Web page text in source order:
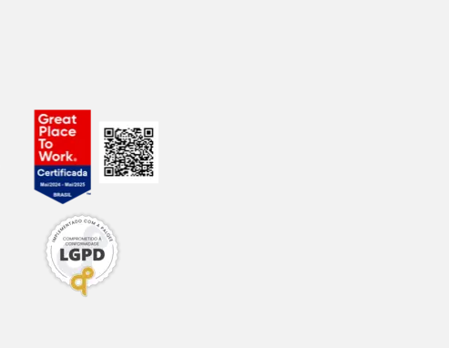
5.800mg/kg
25g/kg
2.800mg/kg
600mg/kg
340mg/kg